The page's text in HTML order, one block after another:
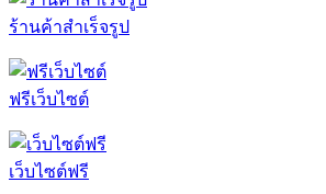
ร้านค้าสำเร็จรูป
ฟรีเว็บไซต์
เว็บไซต์ฟรี